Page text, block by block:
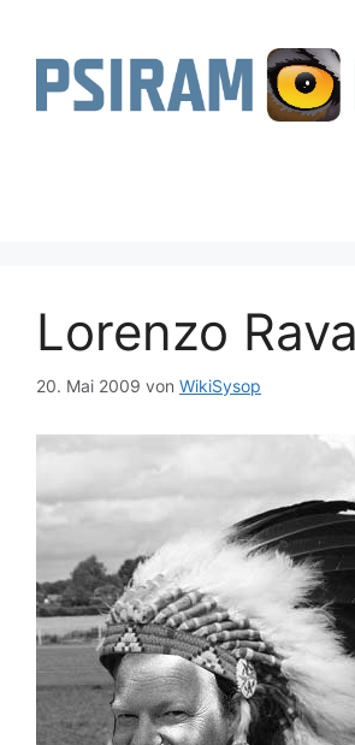
springen
Lorenzo
20. Mai 2009 von WikiSysop